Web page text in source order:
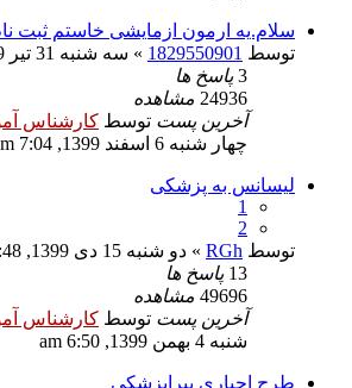
سلام.یه ارمون ازمایشی خاستم ثبت
توسط 1829550901 » سه شنبه 31 تیر 1399, 8:17 am
3 پاسخ ها
24936 مشاهده
آخرین پست توسط کارشناس
چهار شنبه 6 اسفند 1399, 7:04 am
لیسانس به پزشکی
1
2
توسط RGh » دو شنبه 15 دی 1399, 6:48 am
13 پاسخ ها
49696 مشاهده
آخرین پست توسط کارشناس
شنبه 4 بهمن 1399, 6:50 am
طرح اجباری پیراپزشکی